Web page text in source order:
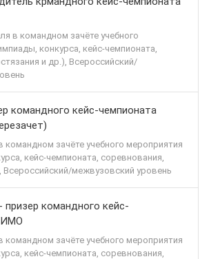
в командном зачёте учебного
конкурса, кейс-чемпионата,
и др.), Всероссийский/
командного кейс-чемпионата
командном зачёте учебного мероприятия
кейс-чемпионата, соревнования,
Всероссийский/межвузовский уровень
командного кейс-
командном зачёте учебного мероприятия
кейс-чемпионата, соревнования,